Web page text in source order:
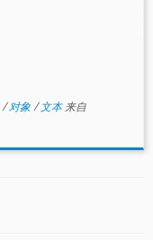
/对象 / 文本 来自